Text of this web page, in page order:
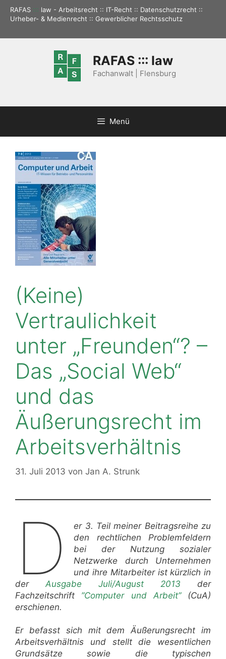
Zum
Inhalt
RAFAS ::: law - Arbeitsrecht :: IT-Recht :: Datenschutzrecht ::
Urheber- & Medienrecht :: Gewerblicher Rechtsschutz
RAFAS ::: law
Fachanwalt | Flensburg
Menü
(Keine)
Vertraulichkeit
unter „Freunden“? –
Das „Social Web“
und das
Äußerungsrecht im
Arbeitsverhältnis
31. Juli 2013 von Jan A. Strunk
D
er 3. Teil meiner Beitragsreihe zu
den rechtlichen Problemfeldern
bei der Nutzung sozialer
Netzwerke durch Unternehmen
und ihre Mitarbeiter ist kürzlich in
der Ausgabe Juli/August 2013 der
Fachzeitschrift ”Computer und Arbeit”(CuA)
erschienen.
Er befasst sich mit dem Äußerungsrecht im
Arbeitsverhältnis und stellt die wesentlichen
Grundsätze sowie die typischen